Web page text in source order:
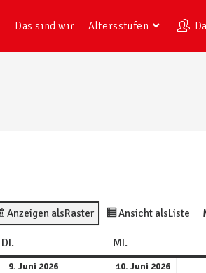
Das sind wir Altersstufen
Anzeigen alsRaster Ansicht alsListe
DI. MI.
9. Juni 2026 10. Juni 2026